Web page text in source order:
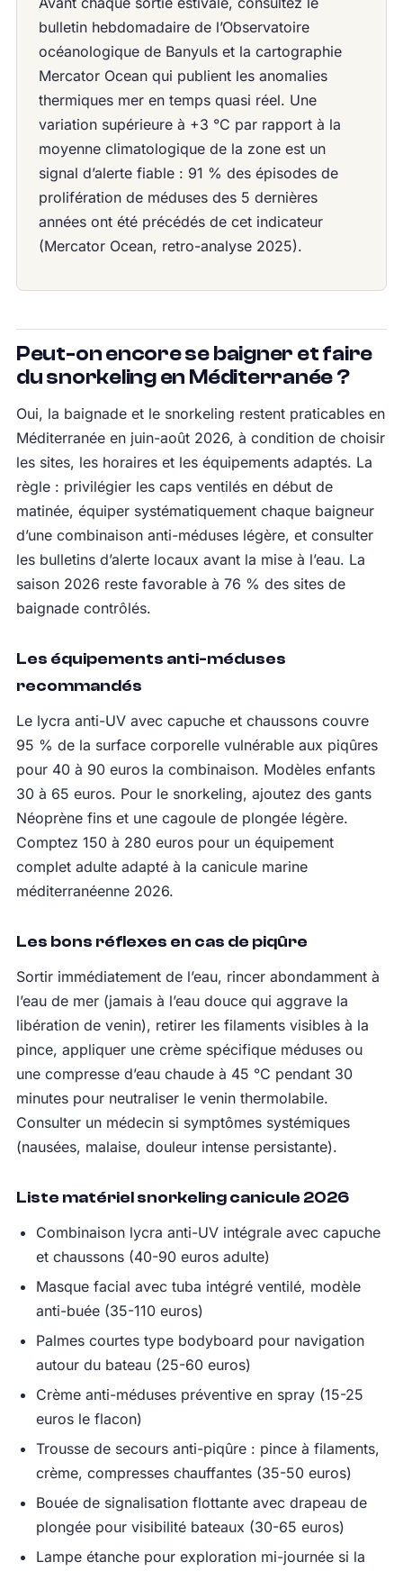
bulletin hebdomadaire de l’Observatoire
océanologique de Banyuls et la cartographie
Mercator Ocean qui publient les anomalies
thermiques mer en temps quasi réel. Une
variation supérieure à +3 °C par rapport à la
moyenne climatologique de la zone est un
signal d’alerte fiable : 91 % des épisodes de
prolifération de méduses des 5 dernières
années ont été précédés de cet indicateur
(Mercator Ocean, retro-analyse 2025).
Peut-on encore se baigner et faire
du snorkeling en Méditerranée ?
Oui, la baignade et le snorkeling restent praticables en
Méditerranée en juin-août 2026, à condition de choisir
les sites, les horaires et les équipements adaptés. La
règle : privilégier les caps ventilés en début de
matinée, équiper systématiquement chaque baigneur
d’une combinaison anti-méduses légère, et consulter
les bulletins d’alerte locaux avant la mise à l’eau. La
saison 2026 reste favorable à 76 % des sites de
baignade contrôlés.
Les équipements anti-méduses
recommandés
Le lycra anti-UV avec capuche et chaussons couvre
95 % de la surface corporelle vulnérable aux piqûres
pour 40 à 90 euros la combinaison. Modèles enfants
30 à 65 euros. Pour le snorkeling, ajoutez des gants
Néoprène fins et une cagoule de plongée légère.
Comptez 150 à 280 euros pour un équipement
complet adulte adapté à la canicule marine
méditerranéenne 2026.
Les bons réflexes en cas de piqûre
Sortir immédiatement de l’eau, rincer abondamment à
l’eau de mer (jamais à l’eau douce qui aggrave la
libération de venin), retirer les filaments visibles à la
pince, appliquer une crème spécifique méduses ou
une compresse d’eau chaude à 45 °C pendant 30
minutes pour neutraliser le venin thermolabile.
Consulter un médecin si symptômes systémiques
(nausées, malaise, douleur intense persistante).
Liste matériel snorkeling canicule 2026
Combinaison lycra anti-UV intégrale avec capuche
et chaussons (40-90 euros adulte)
Masque facial avec tuba intégré ventilé, modèle
anti-buée (35-110 euros)
Palmes courtes type bodyboard pour navigation
autour du bateau (25-60 euros)
Crème anti-méduses préventive en spray (15-25
euros le flacon)
Trousse de secours anti-piqûre : pince à filaments,
crème, compresses chauffantes (35-50 euros)
Bouée de signalisation flottante avec drapeau de
plongée pour visibilité bateaux (30-65 euros)
Lampe étanche pour exploration mi-journée si la